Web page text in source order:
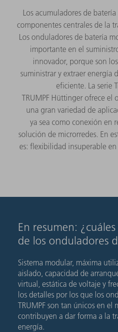
Los acumuladores de
componentes centrales de la
Los onduladores de batería
importante en el
innovador, porque son
suministrar y extraer energía
eficiente. La serie
TRUMPF Hüttinger ofrece el
una gran variedad de
ya sea como conexión en
solución de microrredes. En
es: flexibilidad insuperable
En resumen:
de los onduladores
Sistema modular, máxima
aislado, capacidad de
virtual, estática de voltaje y
los detalles por los que los
TRUMPF son tan únicos en el
contribuyen a dar forma a la
energía.